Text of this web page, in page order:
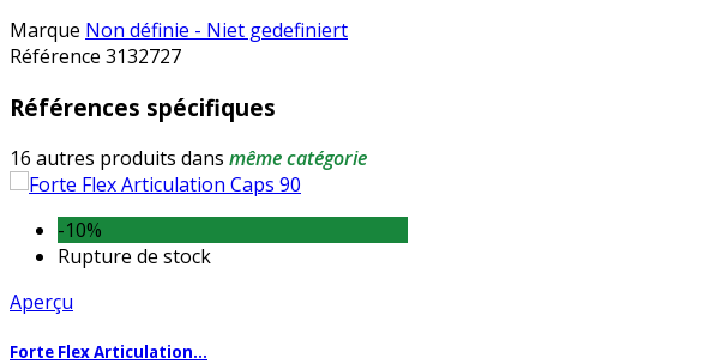
Marque Non définie - Niet gedefiniert
Référence 3132727
Références spécifiques
16 autres produits dans même catégorie
-10%
Rupture de stock
Aperçu
Forte Flex Articulation...